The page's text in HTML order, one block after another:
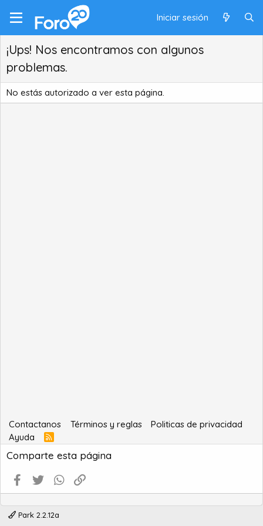
Iniciar sesión
¡Ups! Nos encontramos con algunos
problemas.
No estás autorizado a ver esta página.
Contactanos Términos y reglas
Politicas de privacidad
Ayuda
R
S
S
Comparte esta página
Facebook
Twitter WhatsApp
Park 2.2.12a